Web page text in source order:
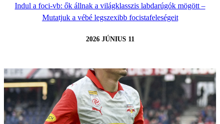
Indul a foci-vb: ők állnak a világklasszis labdarúgók mögött –
Mutatjuk a vébé legszexibb focistafeleségeit
2026 JÚNIUS 11